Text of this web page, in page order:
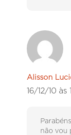
Alisson
16/12/10 às
não vou